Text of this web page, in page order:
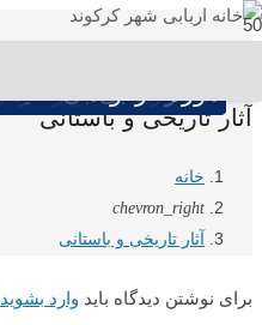
آثار تاریخی و باستانی
خانه
chevron_right
آثار تاریخی و باستانی
برای نوشتن دیدگاه باید وارد بشوید